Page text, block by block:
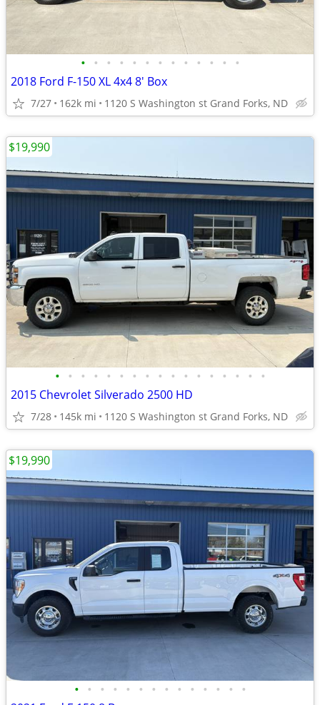
• • • • • • • • • • • • •
2018 Ford F-150 XL 4x4 8' Box
7/27 162k mi 1120 S Washington st Grand Forks, ND
• • • • • • • • • • • • • • • • •
2015 Chevrolet Silverado 2500 HD
7/28 145k mi 1120 S Washington st Grand Forks, ND
$19,990
• • • • • • • • • • • • • •
$19,990